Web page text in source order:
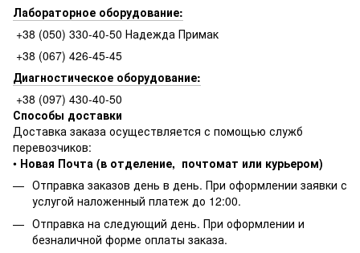
Лабораторное оборудование:
+38 (050) 330-40-50 Надежда Примак
+38 (067) 426-45-45
Диагностическое оборудование:
+38 (097) 430-40-50
Способы доставки
Доставка заказа осуществляется с помощью служб
перевозчиков:
• Новая Почта (в отделение, почтомат или курьером)
Отправка заказов день в день. При оформлении заявки с
услугой наложенный платеж до 12:00.
Отправка на следующий день. При оформлении и
безналичной форме оплаты заказа.